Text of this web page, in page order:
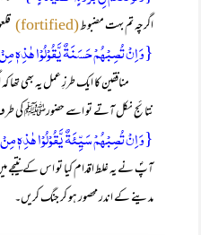
اگرچہ تم بہت مضبوط(fortified)
{وَ اِنۡ تُصِبۡہُمۡ حَسَنَۃٌ یَّقُوۡلُوۡا ہٰذِہٖ
منافقین کا ایک طرزِ عمل یہ بھی تھا کہ
نتائج نکل آتے تو اسے حضورﷺ کی طرف
{وَ اِنۡ تُصِبۡہُمۡ سَیِّئَۃٌ یَّقُوۡلُوۡا
آپؐ نے یہ غلط اقدام کیا تو اس کے نتیجے
مدینے کے اندر محصور ہو کر جنگ کریں۔